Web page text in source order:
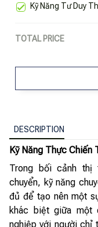
Kỹ Năng Tư Duy
TOTAL PRICE
DESCRIPTION
Kỹ Năng Thực Chiến
Trong bối cảnh thị
chuyển, kỹ năng
đủ để tạo nên một
khác biệt giữa một
nghiệp với người chỉ